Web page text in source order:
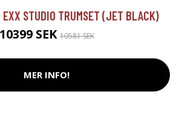
EXX STUDIO TRUMSET (JET BLACK)
10399 SEK10581 SEK
MER INFO!